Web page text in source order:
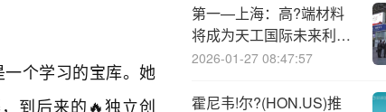
个学习的宝库。她
到后来的🔥独立创
第一—上海：高?端材料
将成为天工国际未来利润
爆发点 维持“买入”评级
2026-01-27 08:47:57
霍尼韦!尔?(HON.US)推